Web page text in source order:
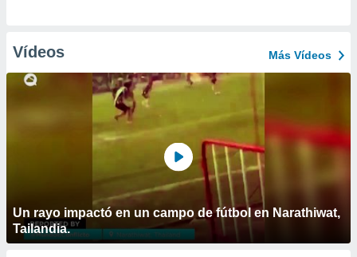
Vídeos Más Vídeos
Un rayo impactó en un campo de fútbol en Narathiwat,
Tailandia.